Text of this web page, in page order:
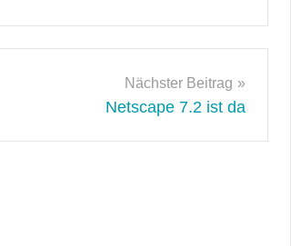
Nächster Beitrag
Netscape 7.2 ist da